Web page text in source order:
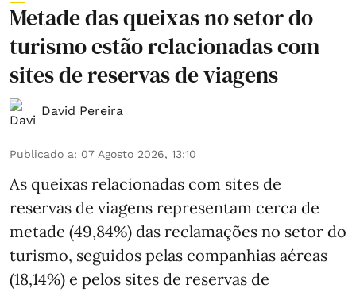
Metade das queixas no setor do
turismo estão relacionadas com
sites de reservas de viagens
David Pereira
Publicado a: 07 Agosto 2026, 13:10
As queixas relacionadas com sites de
reservas de viagens representam cerca de
metade (49,84%) das reclamações no setor do
turismo, seguidos pelas companhias aéreas
(18,14%) e pelos sites de reservas de